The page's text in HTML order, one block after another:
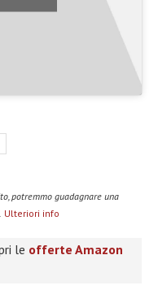
potremmo guadagnare una
Ulteriori info
le offerte Amazon